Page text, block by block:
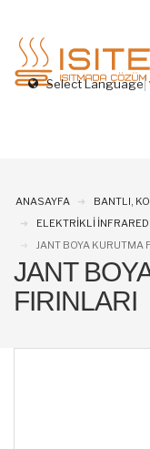
Select Language
ANASAYFA
BANTLI,
ELEKTRİKLİ
JANT BOYA KURUTMA
JANT
FIRINLARI